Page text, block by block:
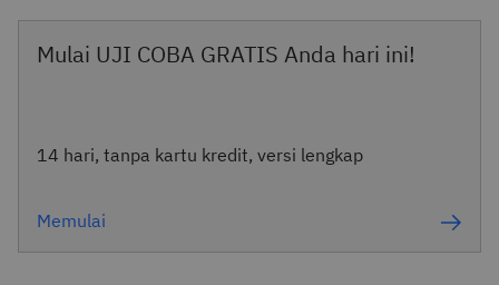
Mulai UJI COBA GRATIS Anda hari ini!
14 hari, tanpa kartu kredit, versi lengkap
Memulai